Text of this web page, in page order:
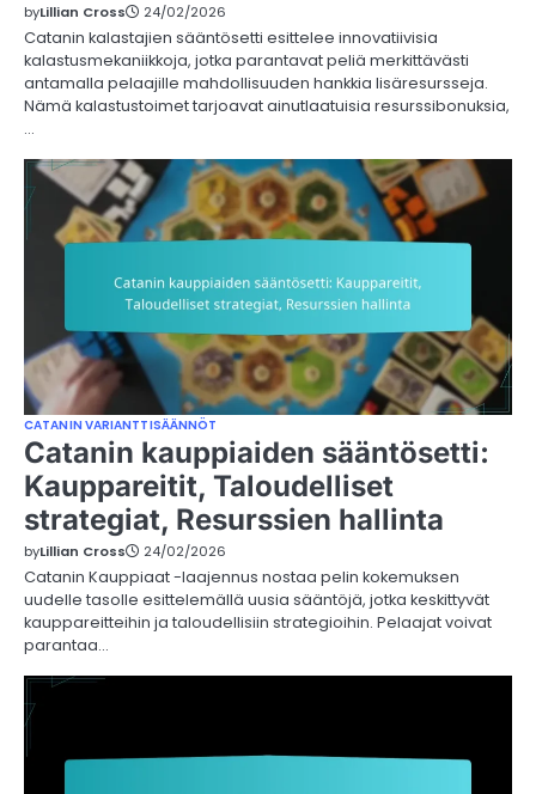
byLillian Cross 24/02/2026
Catanin kalastajien sääntösetti esittelee innovatiivisia
kalastusmekaniikkoja, jotka parantavat peliä merkittävästi
antamalla pelaajille mahdollisuuden hankkia lisäresursseja.
Nämä kalastustoimet tarjoavat ainutlaatuisia resurssibonuksia,
…
CATANIN VARIANTTISÄÄNNÖT
Catanin kauppiaiden sääntösetti:
Kauppareitit, Taloudelliset
strategiat, Resurssien hallinta
byLillian Cross 24/02/2026
Catanin Kauppiaat -laajennus nostaa pelin kokemuksen
uudelle tasolle esittelemällä uusia sääntöjä, jotka keskittyvät
kauppareitteihin ja taloudellisiin strategioihin. Pelaajat voivat
parantaa…